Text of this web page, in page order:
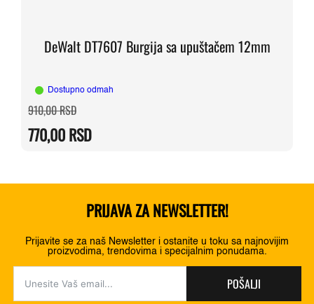
DeWalt DT7607 Burgija sa upuštačem 12mm
Dostupno odmah
910,00RSDOriginalna
cena
bila:
910,00 RSD.
770,00RSD
Trenutna
cena
770,00 RSD.
PRIJAVA ZA NEWSLETTER!
Prijavite se za naš Newsletter i ostanite u toku sa najnovijim
proizvodima, trendovima i specijalnim ponudama.
POŠALJI